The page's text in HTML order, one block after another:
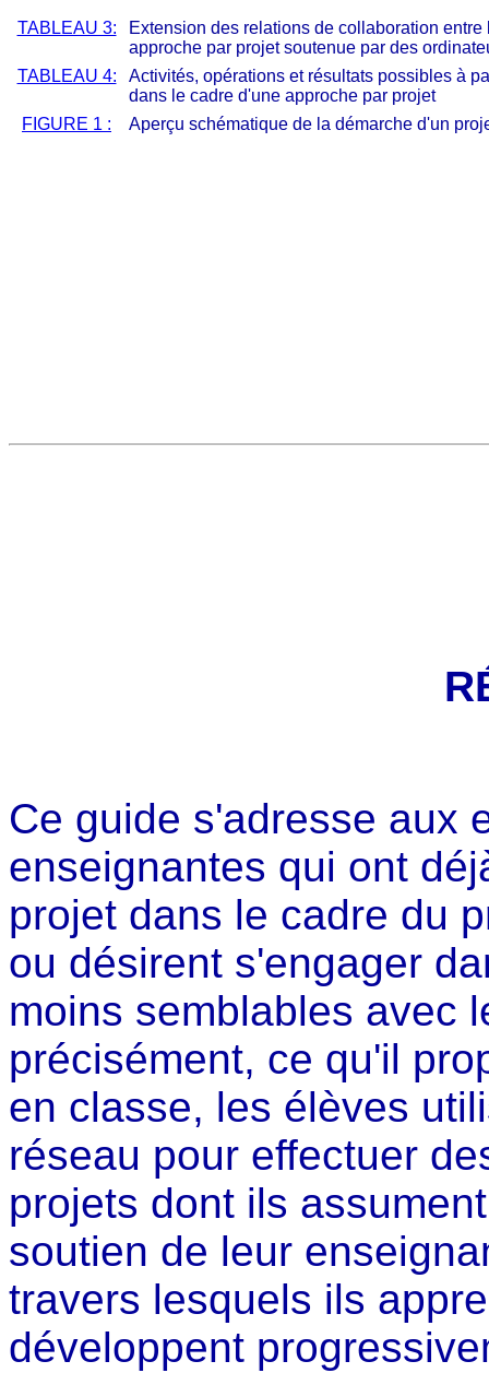
TABLEAU 3:
Extension des relations de collaboration
approche par projet soutenue par des
TABLEAU 4:
Activités, opérations et résultats possibles à
dans le cadre d'une approche par projet
FIGURE 1 :
Aperçu schématique de la démarche d'un
Ce guide s'adresse aux
enseignantes qui ont
projet dans le cadre du
ou désirent s'engager
moins semblables avec
précisément, ce qu'il
en classe, les élèves
réseau pour effectuer
projets dont ils
soutien de leur
travers lesquels ils
développent